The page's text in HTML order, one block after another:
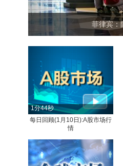
1分44秒
每日回顾(1月10日):A股市场行
情